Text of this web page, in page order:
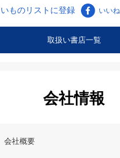
ものリストに登録 いいね
取扱い書店一覧
会社情報
会社概要